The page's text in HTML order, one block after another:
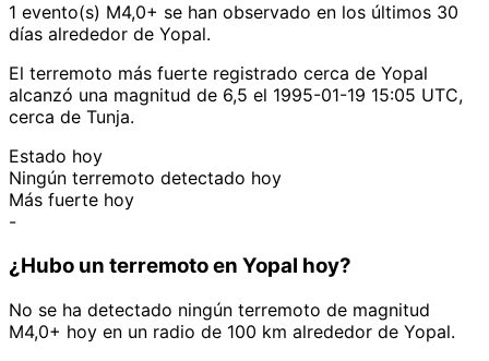
1 evento(s) M4,0+ se han observado en los últimos 30
días alrededor de Yopal.
El terremoto más fuerte registrado cerca de Yopal
alcanzó una magnitud de 6,5 el 1995-01-19 15:05 UTC,
cerca de Tunja.
Estado hoy
Ningún terremoto detectado hoy
Más fuerte hoy
-
¿Hubo un terremoto en Yopal hoy?
No se ha detectado ningún terremoto de magnitud
M4,0+ hoy en un radio de 100 km alrededor de Yopal.